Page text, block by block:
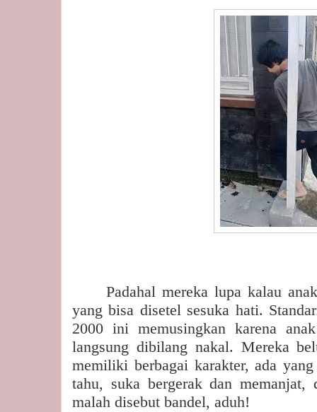
Padahal mereka lupa kalau
yang bisa disetel sesuka hati.
2000 ini memusingkan karena
langsung dibilang nakal. Mereka
memiliki berbagai karakter, ada
tahu, suka bergerak dan
malah disebut bandel, aduh!